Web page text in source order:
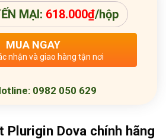
MẠI: 618.000₫/hộp
MUA NGAY
nhận và giao hàng tận nơi
0982 050 629
Plurigin Dova chính hãng